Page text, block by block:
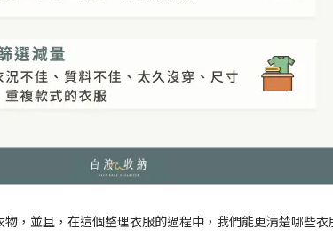
，並且，在這個整理衣服的過程中，我們能更清楚哪些